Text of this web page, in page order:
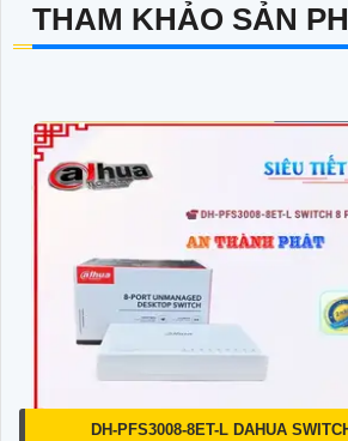
THAM KHẢO SẢN
DH-PFS3008-8ET-L DAHUA